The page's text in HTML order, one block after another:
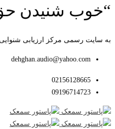
“خوب شنیدن
به سایت رسمی مرکز ارزیابی
dehghan.audio@yahoo.com
02156128665
09196714723